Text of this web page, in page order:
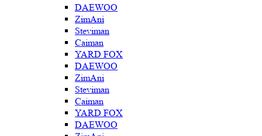
DAEWOO
ZimAni
Steviman
Caiman
YARD FOX
DAEWOO
ZimAni
Steviman
Caiman
YARD FOX
DAEWOO